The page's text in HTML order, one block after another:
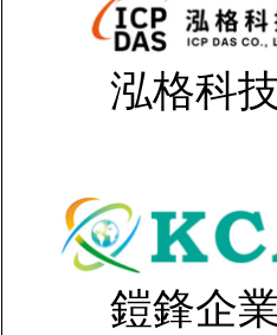
泓格科
鎧鋒企業